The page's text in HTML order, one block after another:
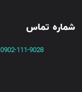
شماره تماس
0902-111-9028